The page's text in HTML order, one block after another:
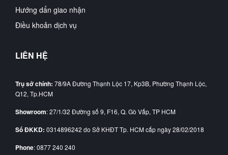
Hướng dẩn giao nhận
Điều khoản dịch vụ
LIÊN HỆ
Trụ sở chính: 78/9A Đường Thạnh Lộc 17, Kp3B, Phường Thạnh Lộc,
Q12, Tp.HCM
Showroom: 27/1/32 Đường số 9, F16, Q. Gò Vấp, TP HCM
Số ĐKKD: 0314896242 do Sở KHĐT Tp. HCM cấp ngày 28/02/2018
Phone: 0877 240 240